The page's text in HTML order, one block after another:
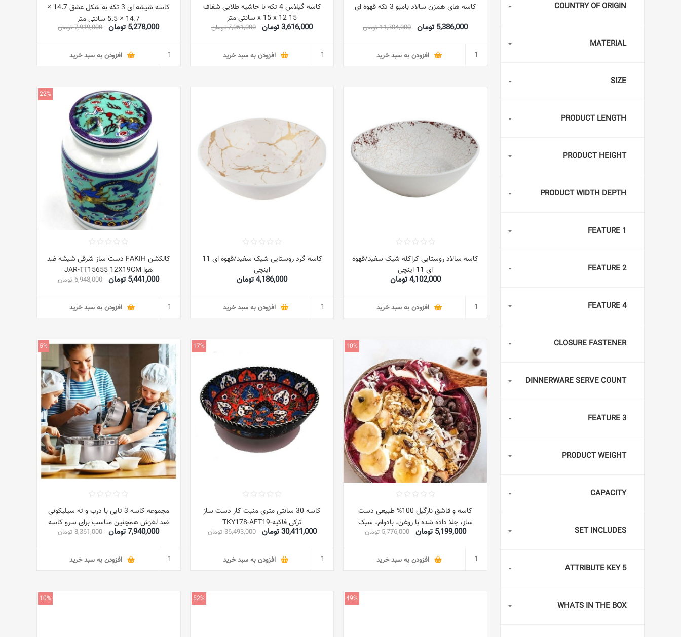
کاسه های همزن سالاد بامبو 3 تکه قهوه ای
5,386,000 تومان 11,304,000 تومان
افزودن به سبد خرید
کاسه گیلاس 4 تکه با حاشیه طلایی شفاف
15 x 15 x 12 سانتی متر
3,616,000 تومان 7,061,000 تومان
افزودن به سبد خرید
کاسه شیشه ای 3 تکه به شکل عشق 14.7 ×
14.7 × 5.5 سانتی متر
5,278,000 تومان 7,919,000 تومان
افزودن به سبد خرید
کاسه سالاد روستایی کراکله شیک سفید/قهوه
ای 11 اینچی
4,102,000 تومان
افزودن به سبد خرید
کاسه گرد روستایی شیک سفید/قهوه ای 11
اینچی
4,186,000 تومان
افزودن به سبد خرید
22%
کالکشن FAKIH دست ساز شرقی شیشه ضد
هوا JAR-TT15655 12X19CM
5,441,000 تومان 6,948,000 تومان
افزودن به سبد خرید
10%
کاسه و قاشق نارگیل 100% طبیعی دست
ساز، جلا داده شده با روغن، بادوام، سبک
وزن، تمیز کردن آسان با ماندگاری طولانی،
4 تایی
5,199,000 تومان 5,776,000 تومان
افزودن به سبد خرید
17%
کاسه 30 سانتی متری منبت کار دست ساز
ترکی فاکیه-TKY178-AFT19
30,411,000 تومان 36,493,000 تومان
افزودن به سبد خرید
5%
مجموعه کاسه 3 تایی با درب و ته سیلیکونی
ضد لغزش همچنین مناسب برای سرو کاسه
سالاد عضو اصلی خانواده لوازم جانبی
7,940,000 تومان 8,361,000 تومان
افزودن به سبد خرید
49%
52%
10%
COUNTRY OF ORIGIN
MATERIAL
SIZE
PRODUCT LENGTH
PRODUCT HEIGHT
PRODUCT WIDTH DEPTH
FEATURE 1
FEATURE 2
FEATURE 4
CLOSURE FASTENER
DINNERWARE SERVE COUNT
FEATURE 3
PRODUCT WEIGHT
CAPACITY
SET INCLUDES
ATTRIBUTE KEY 5
WHATS IN THE BOX